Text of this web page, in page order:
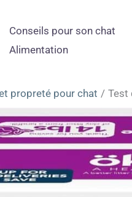
Conseils pour son chat
Alimentation
propreté pour chat Test